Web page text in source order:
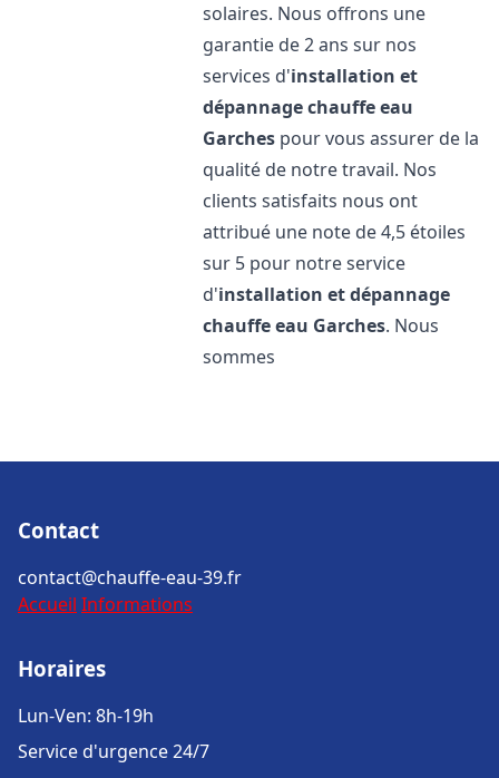
solaires. Nous offrons une
garantie de 2 ans sur nos
services d'installation et
dépannage chauffe eau
Garches pour vous assurer de la
qualité de notre travail. Nos
clients satisfaits nous ont
attribué une note de 4,5 étoiles
sur 5 pour notre service
d'installation et dépannage
chauffe eau Garches. Nous
sommes
Contact
contact@chauffe-eau-39.fr
Accueil Informations
Horaires
Lun-Ven: 8h-19h
Service d'urgence 24/7